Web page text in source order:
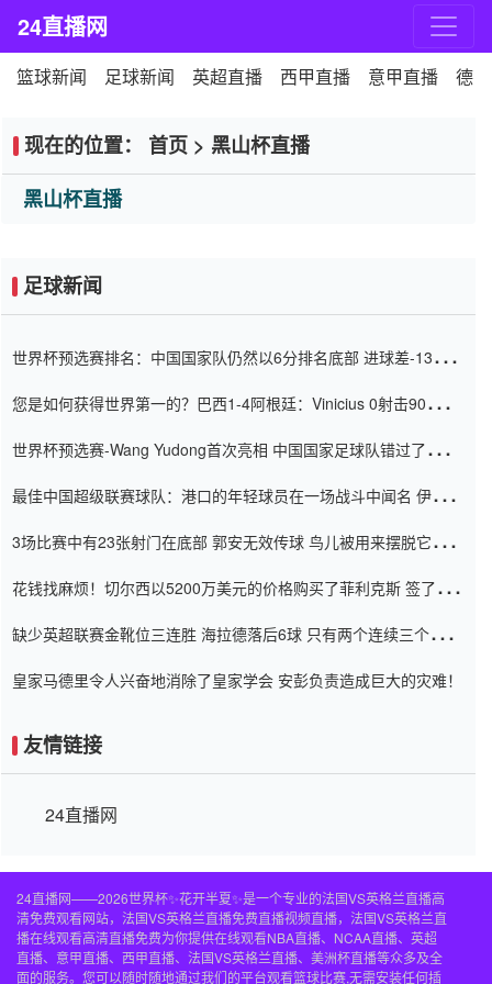
24直播网
篮球新闻 足球新闻 英超直播 西甲直播 意甲直播 德
现在的位置： 首页 > 黑山杯直播
黑山杯直播
足球新闻
世界杯预选赛排名：中国国家队仍然以6分排名底部 进球差-13令人
您是如何获得世界第一的？巴西1-4阿根廷：Vinicius 0射击90分钟
世界杯预选赛-Wang Yudong首次亮相 中国国家足球队错过了世界
最佳中国超级联赛球队：港口的年轻球员在一场战斗中闻名 伊万放
3场比赛中有23张射门在底部 郭安无效传球 鸟儿被用来摆脱它
花钱找麻烦！切尔西以5200万美元的价格购买了菲利克斯 签了7年
缺少英超联赛金靴位三连胜 海拉德落后6球 只有两个连续三个连续
皇家马德里令人兴奋地消除了皇家学会 安彭负责造成巨大的灾难！
友情链接
24直播网
24直播网——2026世界杯✨花开半夏✨是一个专业的法国VS英格兰直播高
清免费观看网站，法国VS英格兰直播免费直播视频直播，法国VS英格兰直
播在线观看高清直播免费为你提供在线观看NBA直播、NCAA直播、英超
直播、意甲直播、西甲直播、法国VS英格兰直播、美洲杯直播等众多及全
面的服务。您可以随时随地通过我们的平台观看篮球比赛,无需安装任何插